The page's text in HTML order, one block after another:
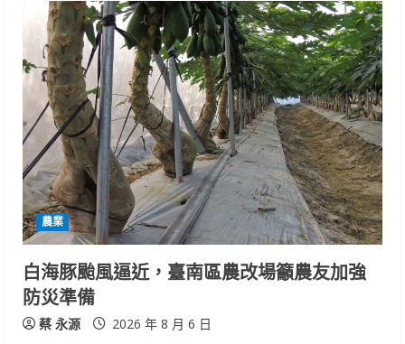
農業
白海豚颱風逼近，臺南區農改場籲農友加強
防災準備
蔡 永源 2026 年 8 月 6 日